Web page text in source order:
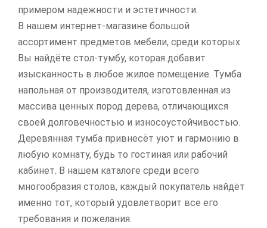
примером надежности и эстетичности.
В нашем интернет-магазине большой
ассортимент предметов мебели, среди которых
Вы найдёте стол-тумбу, которая добавит
изысканность в любое жилое помещение. Тумба
напольная от производителя, изготовленная из
массива ценных пород дерева, отличающихся
своей долговечностью и износоустойчивостью.
Деревянная тумба привнесёт уют и гармонию в
любую комнату, будь то гостиная или рабочий
кабинет. В нашем каталоге среди всего
многообразия столов, каждый покупатель найдёт
именно тот, который удовлетворит все его
требования и пожелания.